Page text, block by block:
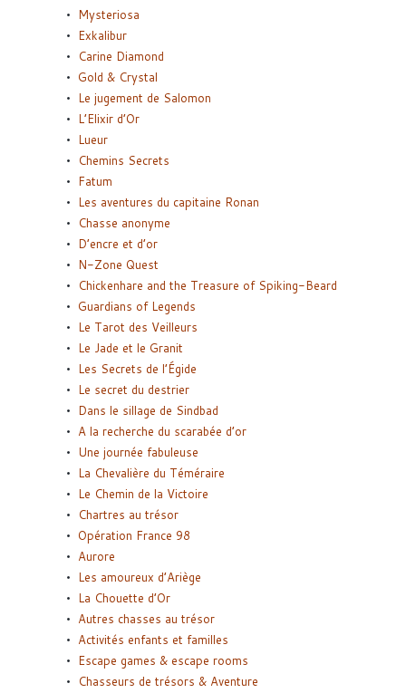
Mysteriosa
Exkalibur
Carine Diamond
Gold & Crystal
Le jugement de Salomon
L’Elixir d’Or
Lueur
Chemins Secrets
Fatum
Les aventures du capitaine Ronan
Chasse anonyme
D’encre et d’or
N-Zone Quest
Chickenhare and the Treasure of Spiking-Beard
Guardians of Legends
Le Tarot des Veilleurs
Le Jade et le Granit
Les Secrets de l’Égide
Le secret du destrier
Dans le sillage de Sindbad
A la recherche du scarabée d’or
Une journée fabuleuse
La Chevalière du Téméraire
Le Chemin de la Victoire
Chartres au trésor
Opération France 98
Aurore
Les amoureux d’Ariège
La Chouette d’Or
Autres chasses au trésor
Activités enfants et familles
Escape games & escape rooms
Chasseurs de trésors & Aventure